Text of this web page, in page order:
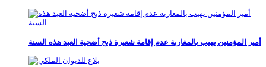
أمير المؤمنين يهيب بالمغاربة عدم إقامة شعيرة ذبح أضحية العيد هذه السنة